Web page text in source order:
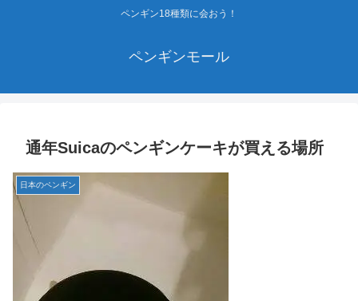
ペンギン18種類に会おう！
ペンギンモール
通年Suicaのペンギンケーキが買える場所
日本のペンギン